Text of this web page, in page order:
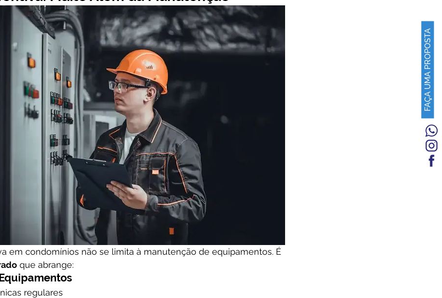
FAÇA UMA PROPOSTA
em condomínios não se limita à manutenção de equipamentos. É
que abrange:
regulares